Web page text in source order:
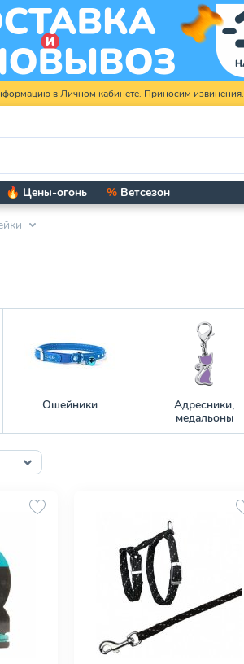
в Личном кабинете. Приносим извинения.
🔥 Цены-огонь % Ветсезон
Ошейники
Адресники,
медальоны